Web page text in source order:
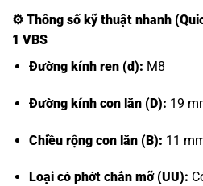
⚙️ Thông số kỹ thuật nhanh
1 VBS
Đường kính ren (d): M8
Đường kính con lăn (D): 19
Chiều rộng con lăn (B): 11
Loại có phớt chắn mỡ (UU):